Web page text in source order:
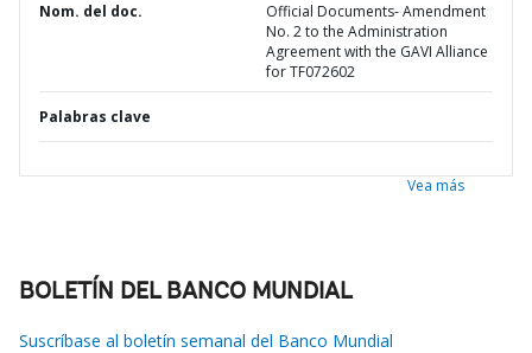
Nom. del doc.
Official Documents- Amendment
No. 2 to the Administration
Agreement with the GAVI Alliance
for TF072602
Palabras clave
Vea más
BOLETÍN DEL BANCO MUNDIAL
Suscríbase al boletín semanal del Banco Mundial